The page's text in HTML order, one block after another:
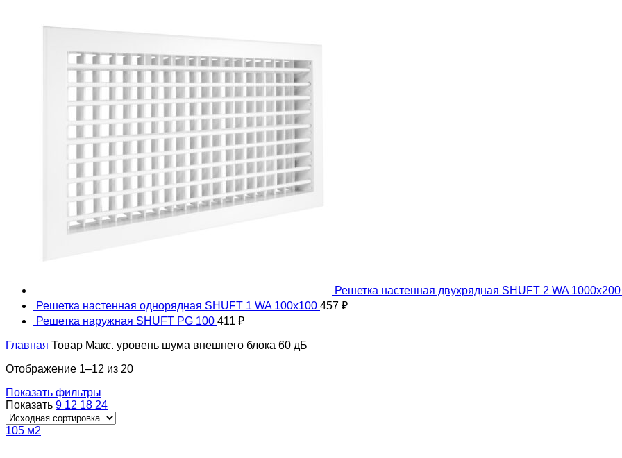
Решетка настенная двухрядная SHUFT 2 WA 1000x200
Решетка настенная однорядная SHUFT 1 WA 100x100 457 ₽
Решетка наружная SHUFT PG 100 411 ₽
Главная Товар Макс. уровень шума внешнего блока 60 дБ
Отображение 1–12 из 20
Показать фильтры
Показать 9 12 18 24
105 м2